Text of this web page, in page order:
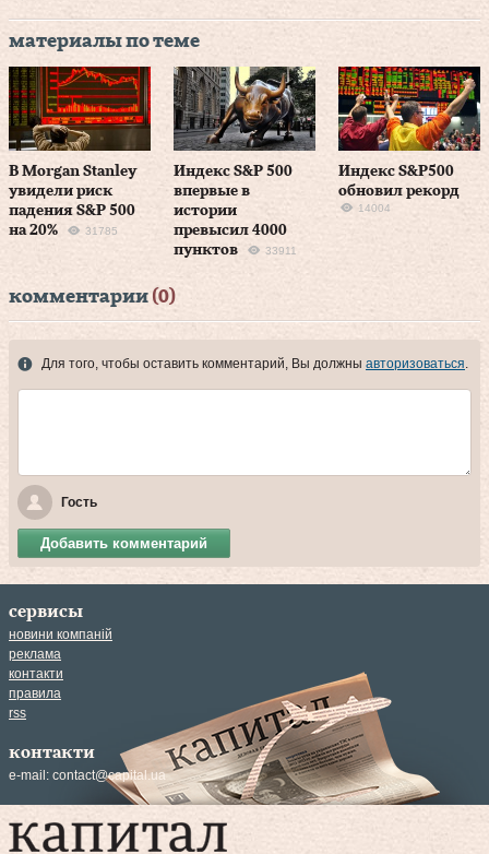
материалы по теме
В Morgan Stanley
увидели риск
падения S&P 500
на 20%
31785
Индекс S&P 500
впервые в
истории
превысил 4000
пунктов
33911
Индекс S&P500
обновил рекорд
14004
комментарии (0)
Для того, чтобы оставить комментарий, Вы должны авторизоваться.
Гость
Добавить комментарий
сервисы
новини компаній
реклама
контакти
правила
rss
контакти
e-mail: contact@capital.ua